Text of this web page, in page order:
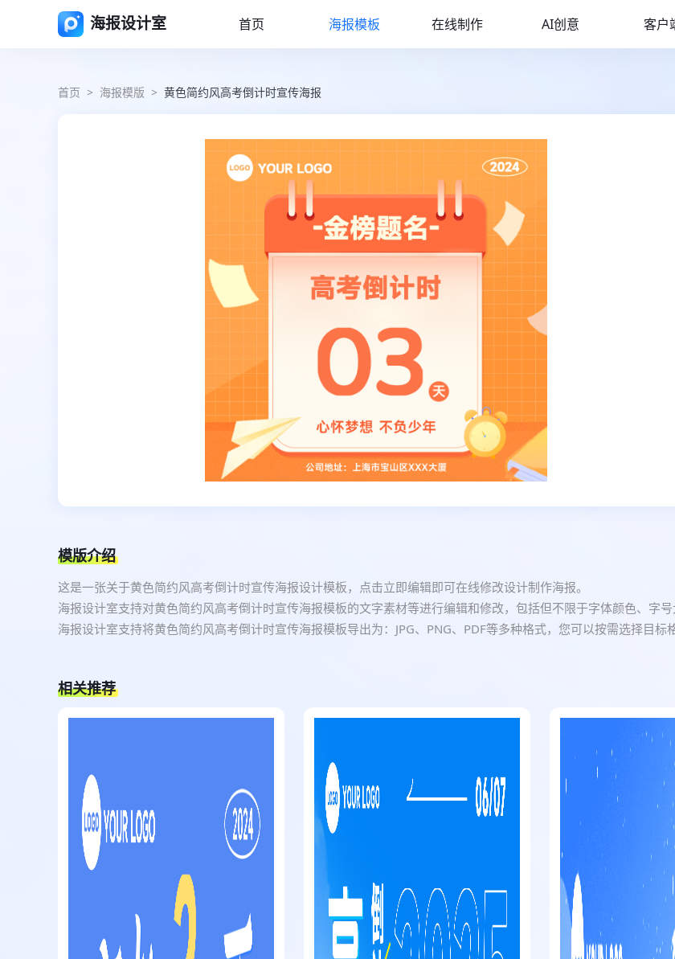
海报设计室 首页 海报模板 在线制作 AI创意 客户
首页 > 海报模版 > 黄色简约风高考倒计时宣传海报
模版介绍
这是一张关于黄色简约风高考倒计时宣传海报设计模板，点击立即编辑即可在线修改设计制作海报。
海报设计室支持对黄色简约风高考倒计时宣传海报模板的文字素材等进行编辑和修改，包括但不限于字体颜色、字
海报设计室支持将黄色简约风高考倒计时宣传海报模板导出为：JPG、PNG、PDF等多种格式，您可以按需选择目标
相关推荐